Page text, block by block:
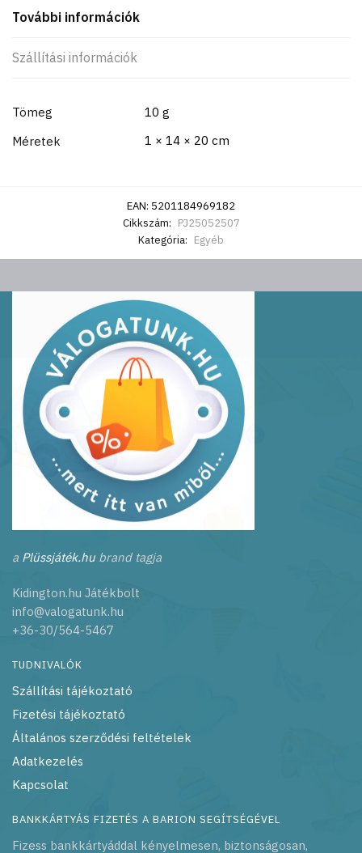
További információk
Szállítási információk
Tömeg
10 g
Méretek
1 × 14 × 20 cm
EAN: 5201184969182
Cikkszám: PJ25052507
Kategória: Egyéb
a Plüssjáték.hu brand tagja
Kidington.hu Játékbolt
info@valogatunk.hu
+36-30/564-5467
TUDNIVALÓK
Szállítási tájékoztató
Fizetési tájékoztató
Általános szerződési feltételek
Adatkezelés
Kapcsolat
BANKKÁRTYÁS FIZETÉS A BARION SEGÍTSÉGÉVEL
Fizess bankkártyáddal kényelmesen, biztonságosan,